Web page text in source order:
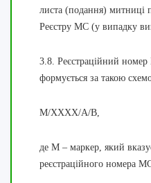
листа (подання)
Реєстру МС (у випадку
3.8. Реєстраційний
формується за такою
M/XXXX/A/B,
де M – маркер, який
реєстраційного номера